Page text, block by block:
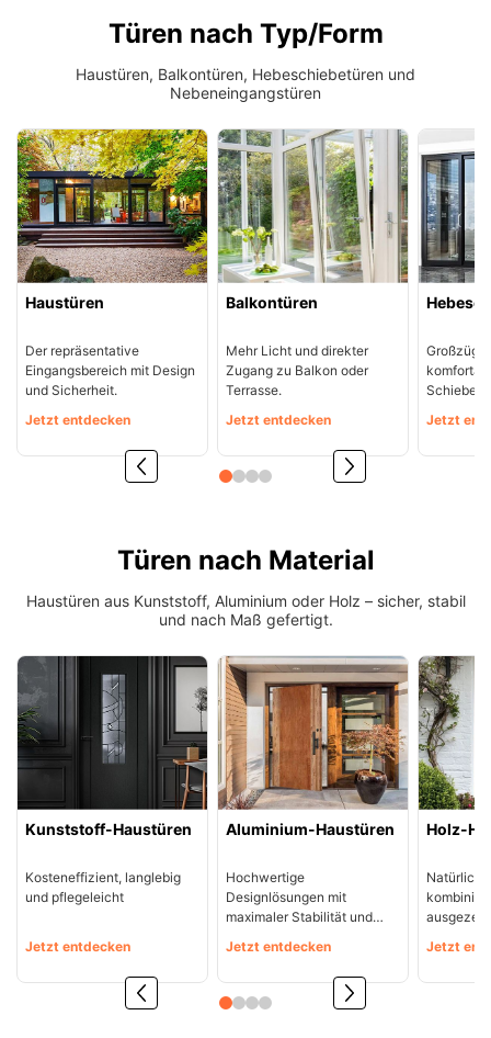
Türen nach Typ/Form
Haustüren, Balkontüren, Hebeschiebetüren und
Nebeneingangstüren
Haustüren
Der repräsentative
Eingangsbereich mit Design
und Sicherheit.
Jetzt entdecken
Balkontüren
Mehr Licht und direkter
Zugang zu Balkon oder
Terrasse.
Jetzt entdecken
Jetzt
Türen nach Material
Haustüren aus Kunststoff, Aluminium oder Holz – sicher, stabil
und nach Maß gefertigt.
Kunststoff-Haustüren
Kosteneffizient, langlebig
und pflegeleicht
Jetzt entdecken
Aluminium-Haustüren
Hochwertige
Designlösungen mit
maximaler Stabilität und
Jetzt entdecken
Holz-
Jetzt